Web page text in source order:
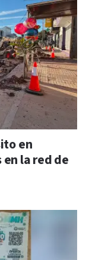
en
la red de